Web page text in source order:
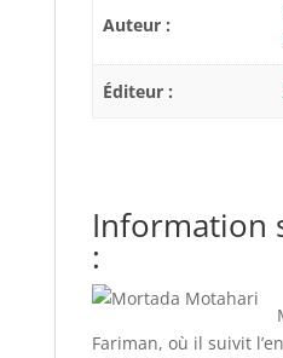
Auteur :
Éditeur :
Information
:
Fariman, où il suivit